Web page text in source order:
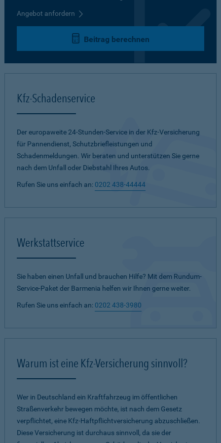
Angebot anfordern
Beitrag berechnen
Kfz-Schadenservice
Der europaweite 24-Stunden-Service in der Kfz-Versicherung
für Pannendienst, Schutzbriefleistungen und
Schadenmeldungen. Wir beraten und unterstützen Sie gerne
nach dem Unfall oder Diebstahl Ihres Autos.
Rufen Sie uns einfach an: 0202 438-44444
Werkstattservice
Sie haben einen Unfall und brauchen Hilfe? Mit dem Rundum-
Service-Paket der Barmenia helfen wir Ihnen gerne weiter.
Rufen Sie uns einfach an: 0202 438-3980
Warum ist eine Kfz-Versicherung sinnvoll?
Wer in Deutschland ein Kraftfahrzeug im öffentlichen
Straßenverkehr bewegen möchte, ist nach dem Gesetz
verpflichtet, eine Kfz-Haftpflichtversicherung abzuschließen.
Diese Versicherung ist durchaus sinnvoll, da sie der